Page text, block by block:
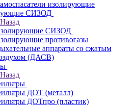
изолирующие
СИЗОД
Назад
СИЗОД
противогазы
аппараты со сжатым
(ДАСВ)
Назад
ДОТ (металл)
ДОТпро (пластик)